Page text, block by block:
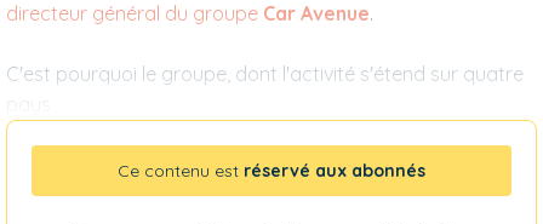
directeur général du groupe Car Avenue.
C'est pourquoi le groupe, dont l'activité s'étend sur quatre
Ce contenu est réservé aux abonnés